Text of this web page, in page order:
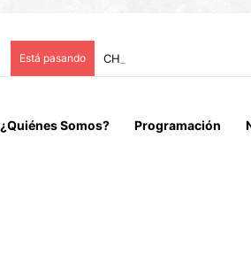
Está pasando CHILE Y VENEZUELA
¿Quiénes Somos? Programación